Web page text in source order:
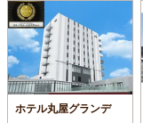
ホテル丸屋グランデ